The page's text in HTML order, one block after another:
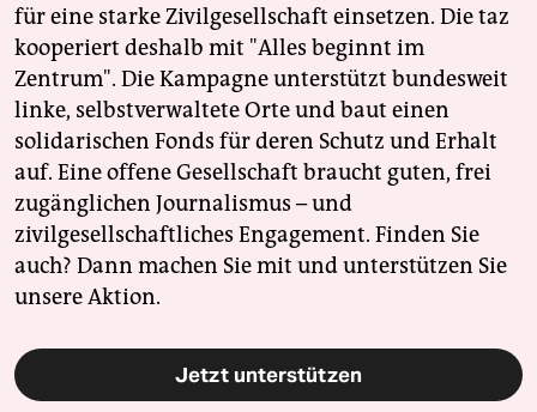
für eine starke Zivilgesellschaft einsetzen. Die taz
kooperiert deshalb mit "Alles beginnt im
Zentrum". Die Kampagne unterstützt bundesweit
linke, selbstverwaltete Orte und baut einen
solidarischen Fonds für deren Schutz und Erhalt
auf. Eine offene Gesellschaft braucht guten, frei
zugänglichen Journalismus – und
zivilgesellschaftliches Engagement. Finden Sie
auch? Dann machen Sie mit und unterstützen Sie
unsere Aktion.
Jetzt unterstützen